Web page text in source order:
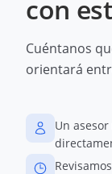
con
Cuéntanos
orientará
Un